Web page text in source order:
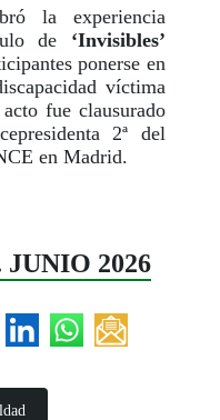
la experiencia
de ‘Invisibles’
ponerse en
víctima
fue clausurado
2ª del
en Madrid.
JUNIO 2026